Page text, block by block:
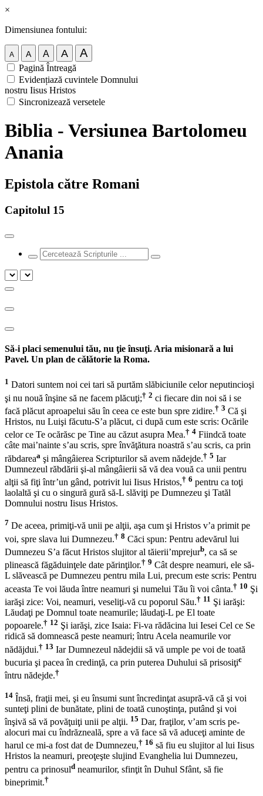
×
Dimensiunea fontului:
A A A A A
Pagină Întreagă
Evidențiază cuvintele Domnului
nostru Iisus Hristos
Sincronizează versetele
Biblia - Versiunea Bartolomeu
Anania
Epistola către Romani
Capitolul 15
Să-i placi semenului tău, nu ţie însuţi. Aria misionară a lui
Pavel. Un plan de călătorie la Roma.
1 Datori suntem noi cei tari să purtăm slăbiciunile celor neputincioşi
şi nu nouă înşine să ne facem plăcuţi;† 2 ci fiecare din noi să i se
facă plăcut aproapelui său în ceea ce este bun spre zidire.† 3 Că şi
Hristos, nu Luişi făcutu-S’a plăcut, ci după cum este scris: Ocările
celor ce Te ocărăsc pe Tine au căzut asupra Mea.† 4 Fiindcă toate
câte mai’nainte s’au scris, spre învăţătura noastră s’au scris, ca prin
răbdareaa şi mângâierea Scripturilor să avem nădejde.† 5 Iar
Dumnezeul răbdării şi-al mângâierii să vă dea vouă ca unii pentru
alţii să fiţi într’un gând, potrivit lui Iisus Hristos,† 6 pentru ca toţi
laolaltă şi cu o singură gură să-L slăviţi pe Dumnezeu şi Tatăl
Domnului nostru Iisus Hristos.
7 De aceea, primiţi-vă unii pe alţii, aşa cum şi Hristos v’a primit pe
voi, spre slava lui Dumnezeu.† 8 Căci spun: Pentru adevărul lui
Dumnezeu S’a făcut Hristos slujitor al tăierii’mprejurb, ca să se
plinească făgăduinţele date părinţilor.† 9 Cât despre neamuri, ele să-
L slăvească pe Dumnezeu pentru mila Lui, precum este scris: Pentru
aceasta Te voi lăuda între neamuri şi numelui Tău îi voi cânta.† 10 Şi
iarăşi zice: Voi, neamuri, veseliţi-vă cu poporul Său.† 11 Şi iarăşi:
Lăudaţi pe Domnul toate neamurile; lăudaţi-L pe El toate
popoarele.† 12 Şi iarăşi, zice Isaia: Fi-va rădăcina lui Iesei Cel ce Se
ridică să domnească peste neamuri; întru Acela neamurile vor
nădăjdui.† 13 Iar Dumnezeul nădejdii să vă umple pe voi de toată
bucuria şi pacea în credinţă, ca prin puterea Duhului să prisosiţic
întru nădejde.†
14 Însă, fraţii mei, şi eu însumi sunt încredinţat asupră-vă că şi voi
sunteţi plini de bunătate, plini de toată cunoştinţa, putând şi voi
înşivă să vă povăţuiţi unii pe alţii. 15 Dar, fraţilor, v’am scris pe-
alocuri mai cu îndrăzneală, spre a vă face să vă aduceţi aminte de
harul ce mi-a fost dat de Dumnezeu,† 16 să fiu eu slujitor al lui Iisus
Hristos la neamuri, preoţeşte slujind Evanghelia lui Dumnezeu,
pentru ca prinosuld neamurilor, sfinţit în Duhul Sfânt, să fie
bineprimit.†